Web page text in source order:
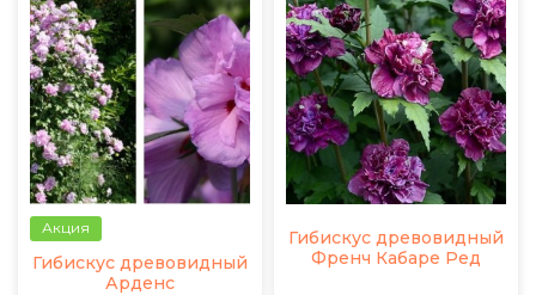
Акция
Гибискус древовидный
Арденс
Гибискус древовидный
Френч Кабаре Ред